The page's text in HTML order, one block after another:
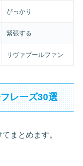
がっかり
緊張する
リヴァプールファン
レーズ30選
まとめます。